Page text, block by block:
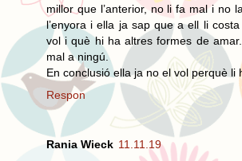
millor que l’anterior, no li fa mal i no
l’enyora i ella ja sap que a ell li
vol i què hi ha altres formes de
mal a ningú.
En conclusió ella ja no el vol perquè li
Respon
Rania Wieck 11.11.19